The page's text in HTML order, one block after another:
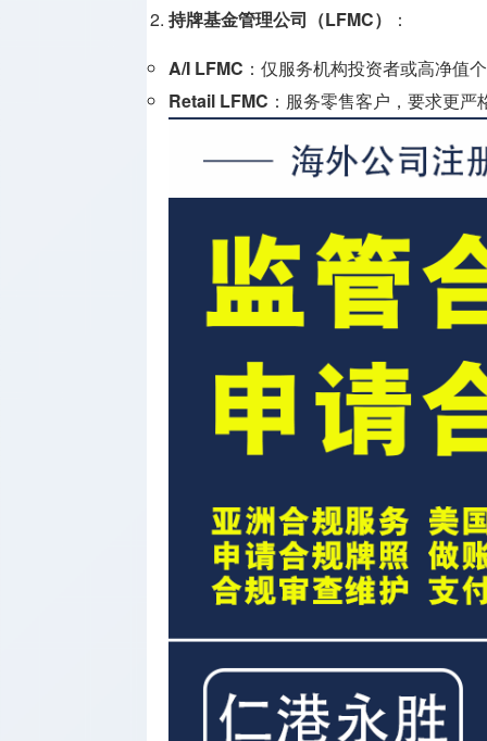
持牌基金管理公司（LFMC）
：
A/I LFMC ：仅服务机构投资者或高净值
Retail LFMC ：服务零售客户，要求更